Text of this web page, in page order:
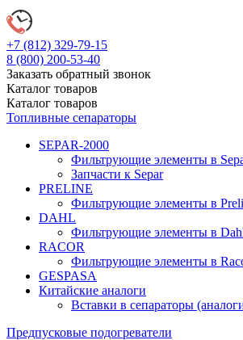
+7 (812) 329-79-15
8 (800) 200-53-40
Заказать обратный звонок
Каталог товаров
Каталог товаров
Топливные сепараторы
SEPAR-2000
Фильтрующие элементы в
Запчасти к Separ
PRELINE
Фильтрующие элементы в
DAHL
Фильтрующие элементы в
RACOR
Фильтрующие элементы в
GESPASA
Китайские аналоги
Вставки в сепараторы
Предпусковые подогреватели